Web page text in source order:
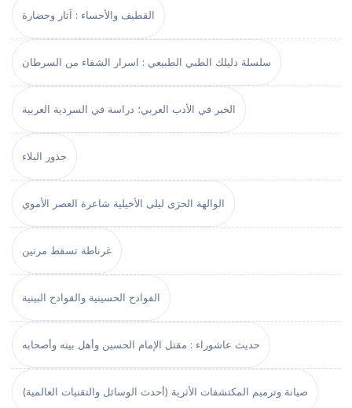
القطيف والأحساء : آثار وحضارة
سلسلة دليلك الطبي الطبيعي : اسرار الشفاء من السرطان
الخبر في الأدب العربي؛ دراسة في السردية العربية
جذور البلاء
الوالهة الحرَى ليلى الأخيلية شاعرة العصر الأموي
غرناطة تسقط مرتين
الفوادح الحسينية والقوادح البينية
حديث عاشوراء : مقتل الإمام الحسين وأهل بيته وأصحابه
صيانة وترميم المكتشفات الأثرية (أحدث الوسائل والتقنيات العالمية)